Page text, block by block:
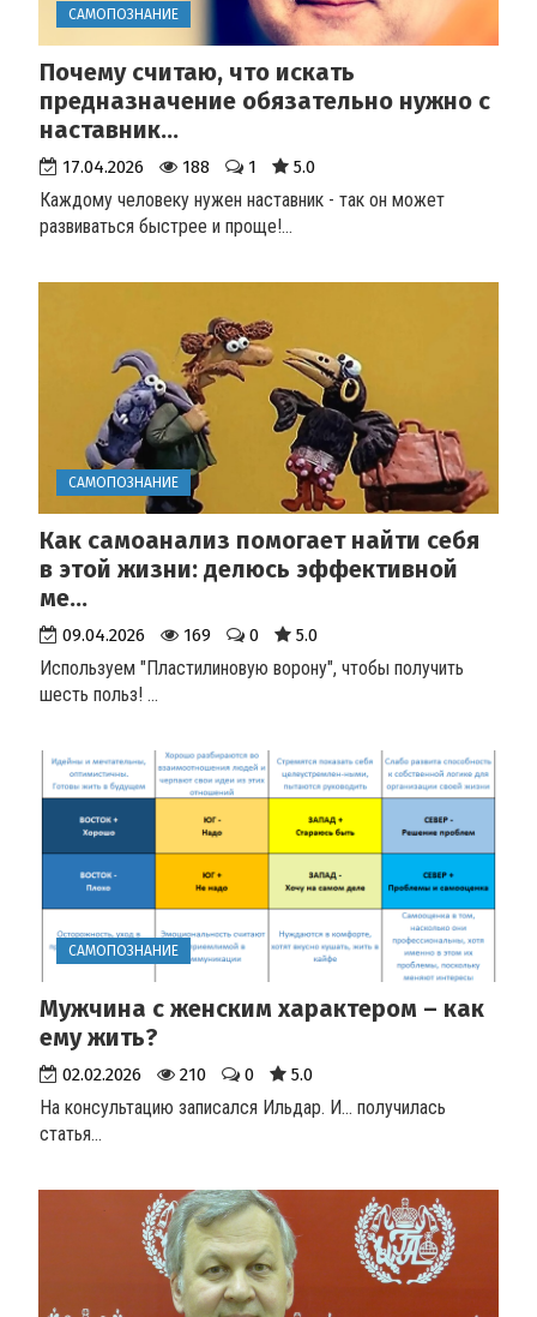
САМОПОЗНАНИЕ
Почему считаю, что искать
предназначение обязательно нужно с
наставник...
17.04.2026 188 1 5.0
Каждому человеку нужен наставник - так он может
развиваться быстрее и проще!...
САМОПОЗНАНИЕ
Как самоанализ помогает найти себя
в этой жизни: делюсь эффективной
ме...
09.04.2026 169 0 5.0
Используем "Пластилиновую ворону", чтобы получить
шесть польз! ...
САМОПОЗНАНИЕ
Мужчина с женским характером – как
ему жить?
02.02.2026 210 0 5.0
На консультацию записался Ильдар. И... получилась
статья...